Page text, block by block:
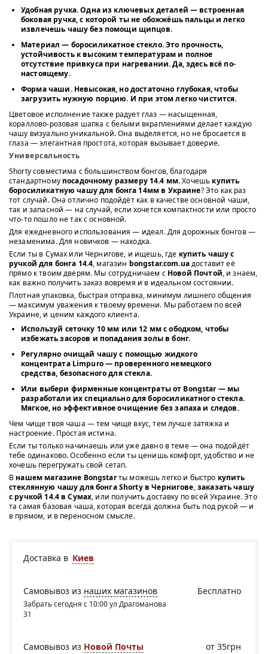
Удобная ручка.Одна из ключевых деталей — встроенная
боковая ручка, с которой ты не обожжёшь пальцы и легко
извлечешь чашу без помощи щипцов.
Материал — боросиликатное стекло.Это прочность,
устойчивость к высоким температурам и полное
отсутствие привкуса при нагревании. Да, здесь всё по-
настоящему.
Форма чаши.Невысокая, но достаточно глубокая, чтобы
загрузить нужную порцию. И при этом легко чистится.
Цветовое исполнение также радует глаз — насыщенная,
кораллово-розовая шапка с белыми вкраплениями делает каждую
чашу визуально уникальной. Она выделяется, но не бросается в
глаза — элегантная простота, которая вызывает доверие.
Универсальность
Shorty совместима с большинством бонгов, благодаря
стандартному посадочному размеру 14.4 мм. Хочешь купить
боросиликатную чашу для бонга 14мм в Украине? Это как раз
тот случай. Она отлично подойдёт как в качестве основной чаши,
так и запасной — на случай, если хочется компактности или просто
что-то пошло не так с основной.
Для ежедневного использования — идеал. Для дорожных бонгов —
незаменима. Для новичков — находка.
Если ты в Сумах или Чернигове, и ищешь, где купить чашу с
ручкой для бонга 14.4, магазин bongstar.com.uaдоставит её
прямо к твоим дверям. Мы сотрудничаем с Новой Почтой, и знаем,
как важно получить заказ вовремя и в идеальном состоянии.
Плотная упаковка, быстрая отправка, минимум лишнего общения
— максимум уважения к твоему времени. Мы работаем по всей
Украине, и ценим каждого клиента.
Используй сеточку 10 мм или12 мм с ободком, чтобы
избежать засоров и попадания золы в бонг.
Регулярно очищай чашу с помощью жидкого
концентрата Limpuro— проверенного немецкого
средства, безопасного для стекла.
Или выбери фирменные концентраты от Bongstar— мы
разработали их специально для боросиликатного стекла.
Мягкое, но эффективное очищение без запаха и следов.
Чем чище твоя чаша — тем чище вкус, тем лучше затяжка и
настроение. Простая истина.
Если ты только начинаешь или уже давно в теме — она подойдёт
тебе одинаково. Особенно если ты ценишь комфорт, удобство и не
хочешь перегружать свой сетап.
В нашем магазине Bongstarты можешь легко и быстро купить
стеклянную чашу для бонга Shorty в Чернигове,заказать чашу
с ручкой 14.4 в Сумах, или получить доставку по всей Украине. Это
та самая базовая чаша, которая всегда должна быть под рукой — и
в прямом, и в переносном смысле.
Доставка в Киев
Бесплатно
Самовывоз из наших магазинов
Забрать сегодня с 10:00 ул Драгоманова
31
Самовывоз из Новой Почты от 35грн